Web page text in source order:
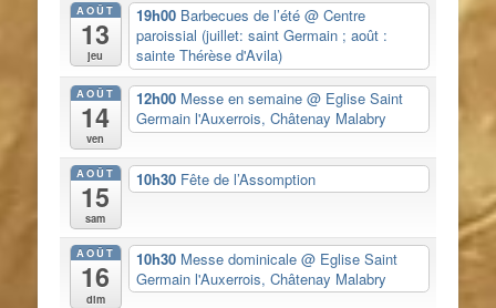
AOÛT
13
jeu
19h00 Barbecues de l’été @ Centre
paroissial (juillet: saint Germain ; août :
sainte Thérèse d'Avila)
AOÛT
14
ven
12h00 Messe en semaine @ Eglise Saint
Germain l'Auxerrois, Châtenay Malabry
AOÛT
15
sam
10h30 Fête de l’Assomption
AOÛT
16
dim
10h30 Messe dominicale @ Eglise Saint
Germain l'Auxerrois, Châtenay Malabry